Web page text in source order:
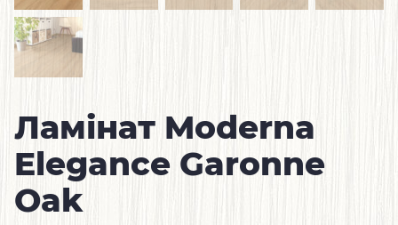
Ламінат Moderna
Elegance Garonne
Oak